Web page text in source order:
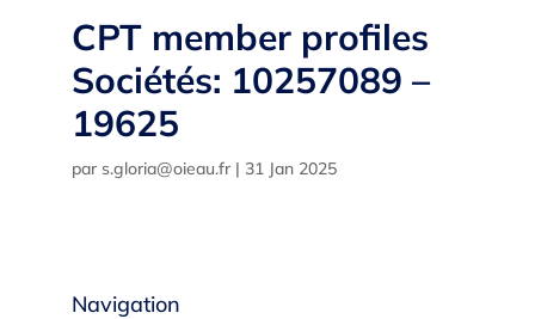
CPT member profiles
Sociétés: 10257089 –
19625
par s.gloria@oieau.fr| 31 Jan 2025
Navigation